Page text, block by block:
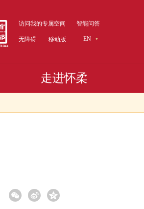
访问我的专属空间 智能问答
无障碍 移动版 EN
走进怀柔